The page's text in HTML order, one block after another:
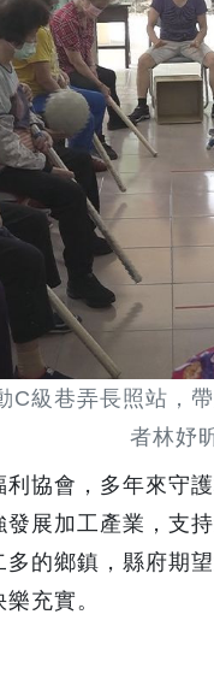
級巷弄長照站，
者林妤
協會，多年來守
展加工產業，支持
的鄉鎮，縣府期
充實。